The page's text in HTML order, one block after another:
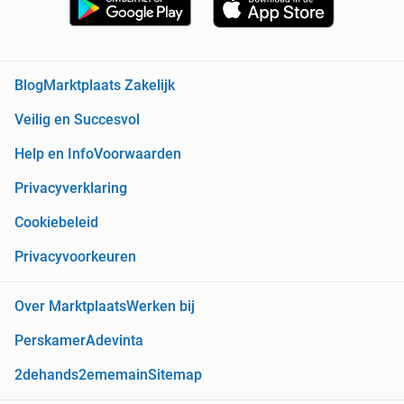
Blog Marktplaats Zakelijk
Veilig en Succesvol
Help en InfoVoorwaarden
Privacyverklaring
Cookiebeleid
Privacyvoorkeuren
Over MarktplaatsWerken bij
PerskamerAdevinta
2dehands2ememainSitemap